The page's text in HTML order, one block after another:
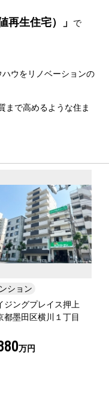
再生住宅）」
で
ウをリノベーションの
まで高めるような住ま
ション
ジングプレイス押上
都墨田区横川１丁目
万円